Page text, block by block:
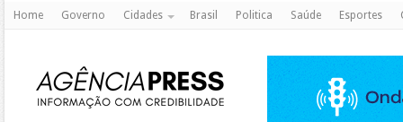
Home Governo Cidades Brasil Politica Saúde Esportes